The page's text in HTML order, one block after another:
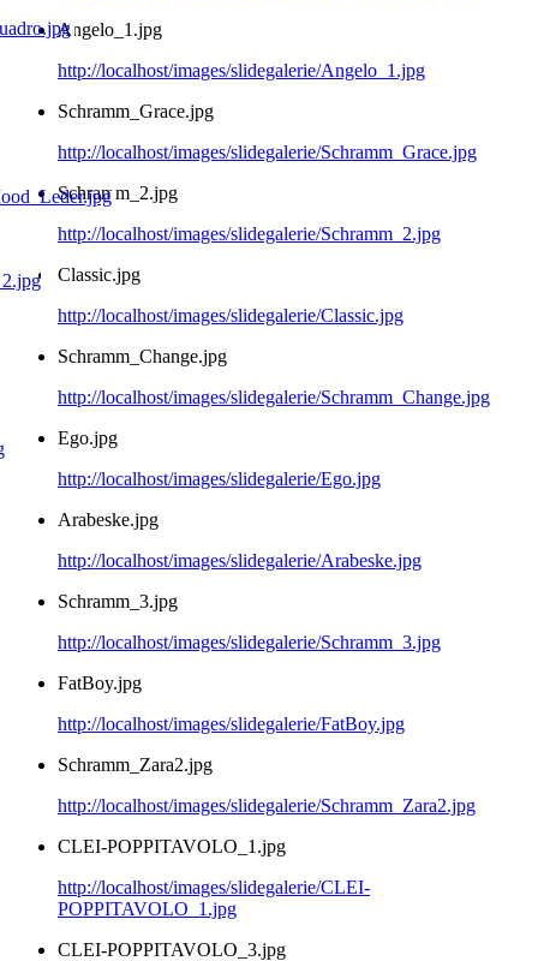
Angelo_1.jpg
http://localhost/images/slidegalerie/Angelo_1.jpg
Schramm_Grace.jpg
http://localhost/images/slidegalerie/Schramm_Grace.jpg
Schramm_2.jpg
http://localhost/images/slidegalerie/Schramm_2.jpg
Classic.jpg
http://localhost/images/slidegalerie/Classic.jpg
Schramm_Change.jpg
http://localhost/images/slidegalerie/Schramm_Change.jpg
Ego.jpg
http://localhost/images/slidegalerie/Ego.jpg
Arabeske.jpg
http://localhost/images/slidegalerie/Arabeske.jpg
Schramm_3.jpg
http://localhost/images/slidegalerie/Schramm_3.jpg
FatBoy.jpg
http://localhost/images/slidegalerie/FatBoy.jpg
Schramm_Zara2.jpg
http://localhost/images/slidegalerie/Schramm_Zara2.jpg
CLEI-POPPITAVOLO_1.jpg
http://localhost/images/slidegalerie/CLEI-
POPPITAVOLO_1.jpg
CLEI-POPPITAVOLO_3.jpg